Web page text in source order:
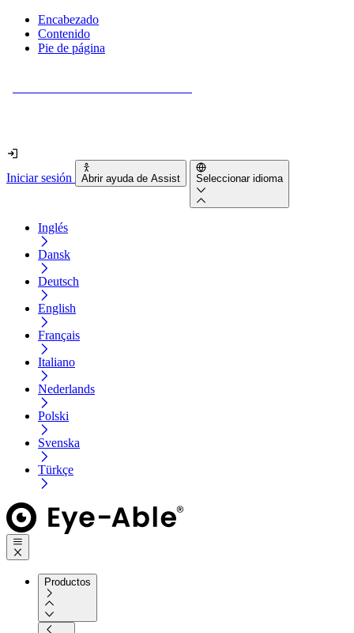
Encabezado
Contenido
Pie de página
Iniciar sesión Abrir ayuda de Assist Seleccionar idioma
Inglés
Dansk
Deutsch
English
Français
Italiano
Nederlands
Polski
Svenska
Türkçe
Productos